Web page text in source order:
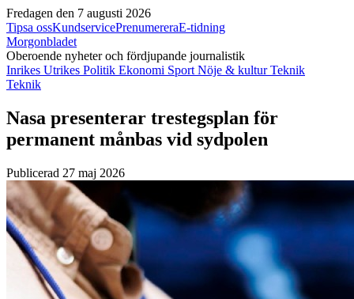
Fredagen den 7 augusti 2026
Tipsa ossKundservicePrenumereraE-tidning
Morgonbladet
Oberoende nyheter och fördjupande journalistik
Inrikes Utrikes Politik Ekonomi Sport Nöje & kulturTeknik
Teknik
Nasa presenterar trestegsplan för
permanent månbas vid sydpolen
Publicerad 27 maj 2026